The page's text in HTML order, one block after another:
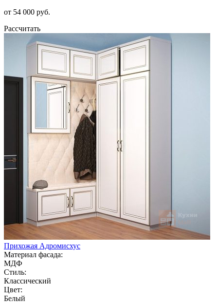
от 54 000 руб.
Рассчитать
Прихожая Адромисхус
Материал фасада:
МДФ
Стиль:
Классический
Цвет:
Белый